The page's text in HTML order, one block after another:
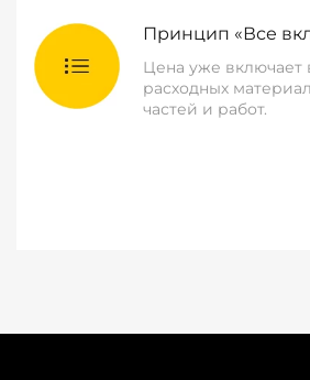
Принцип «Все
Цена уже включает
расходных
частей и работ.